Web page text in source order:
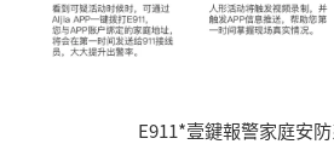
E911*壹鍵報警家庭安